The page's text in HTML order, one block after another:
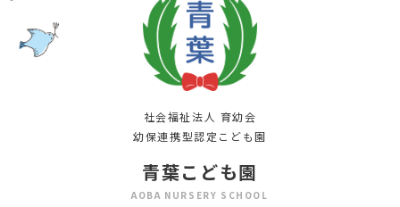
社会福祉法人 育幼会
幼保連携型認定こども園
青葉こども園
AOBA NURSERY SCHOOL